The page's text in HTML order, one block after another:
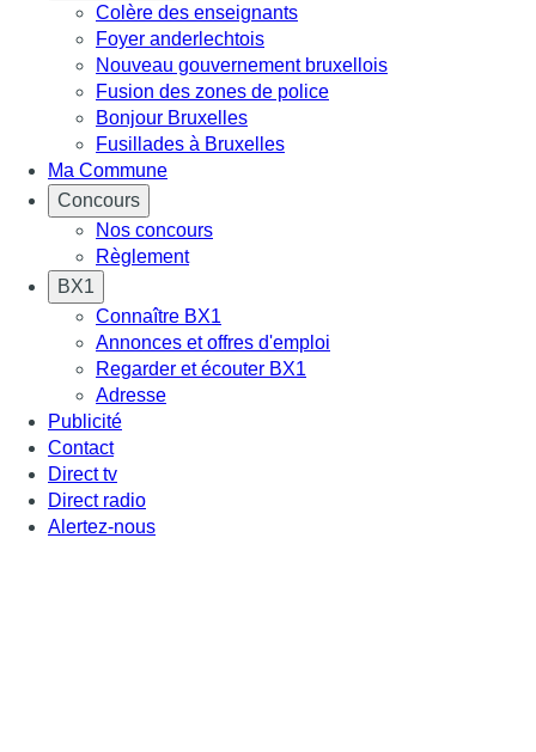
Colère des enseignants
Foyer anderlechtois
Nouveau gouvernement bruxellois
Fusion des zones de police
Bonjour Bruxelles
Fusillades à Bruxelles
Ma Commune
Concours
Nos concours
Règlement
BX1
Connaître BX1
Annonces et offres d'emploi
Regarder et écouter BX1
Adresse
Publicité
Contact
Direct tv
Direct radio
Alertez-nous